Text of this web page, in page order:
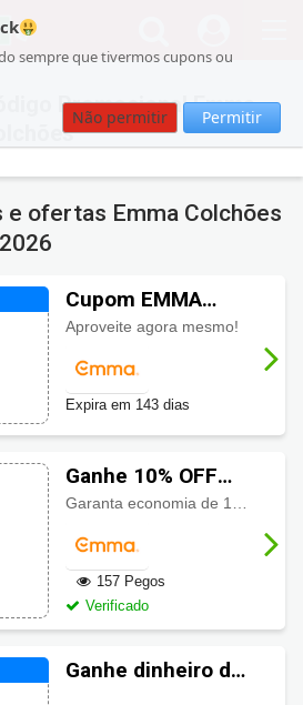
sempre que tivermos cupons ou
Não permitir Permitir
Promocional Emma
e ofertas Emma Colchões
Cupom EMMA
Colchões 10% OFF
Aproveite agora mesmo!
Expira em 143 dias
Ganhe 10% OFF
usando Cupom
Garanta economia de 10% de desconto com o
157 Pegos
Verificado
Ganhe dinheiro de